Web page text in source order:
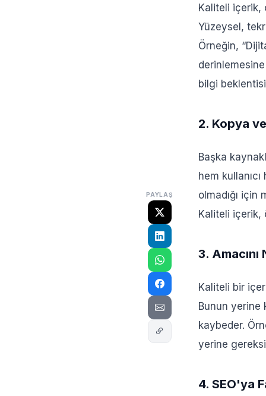
3. Marka
4. Daha
5. Uzun
6.
7.
PAYLAŞ
Kaliteli içerik,
Yüzeysel,
Örneğin,
bilgi
2. Kopya
Başka
hem
olmadığı için
Kaliteli içerik,
3.
Kaliteli bir
Bunun yerine
kaybeder.
yerine
4. SEO'ya